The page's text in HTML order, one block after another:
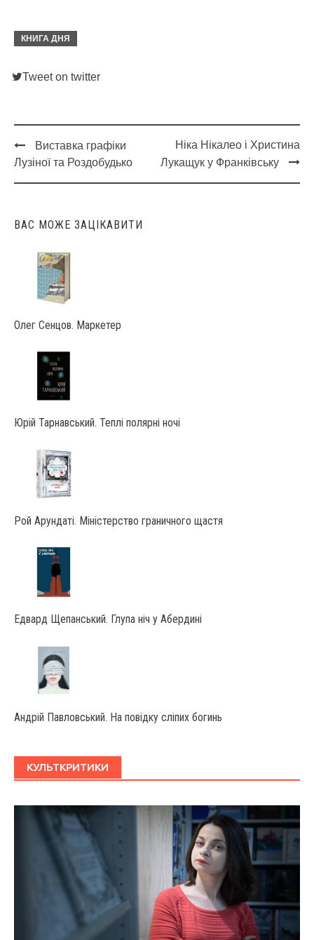
КНИГА ДНЯ
Tweet on twitter
Post
navigation
Виставка графіки
Лузіної та Роздобудько
Ніка Нікалео і Христина
Лукащук у Франківську
ВАС МОЖЕ ЗАЦІКАВИТИ
Олег Сенцов. Маркетер
Юрій Тарнавський. Теплі полярні ночі
Рой Арундаті. Міністерство граничного щастя
Едвард Щепанський. Глупа ніч у Абердині
Андрій Павловський. На повідку сліпих богинь
КУЛЬТКРИТИКИ